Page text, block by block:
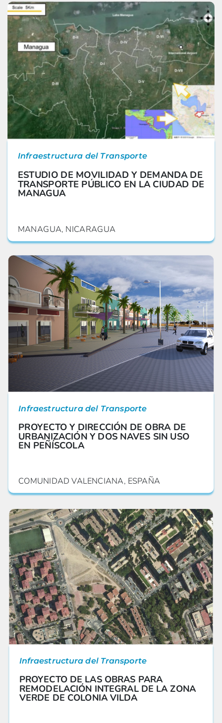
Infraestructura del Transporte
ESTUDIO DE MOVILIDAD Y DEMANDA DE
TRANSPORTE PÚBLICO EN LA CIUDAD DE
MANAGUA
MANAGUA, NICARAGUA
Infraestructura del Transporte
PROYECTO Y DIRECCIÓN DE OBRA DE
URBANIZACIÓN Y DOS NAVES SIN USO
EN PEÑÍSCOLA
COMUNIDAD VALENCIANA, ESPAÑA
Infraestructura del Transporte
PROYECTO DE LAS OBRAS PARA
REMODELACIÓN INTEGRAL DE LA ZONA
VERDE DE COLONIA VILDA